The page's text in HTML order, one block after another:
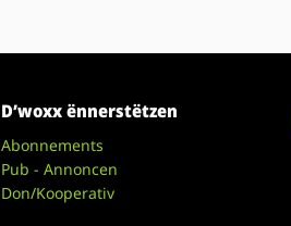
D’woxx ënnerstëtzen
Abonnements
Pub - Annoncen
Don/Kooperativ